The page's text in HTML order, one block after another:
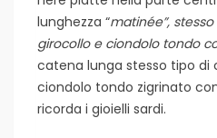
lunghezza “matinée”,
girocollo e ciondolo tondo
catena lunga stesso tipo di
ciondolo tondo zigrinato
ricorda i gioielli sardi.